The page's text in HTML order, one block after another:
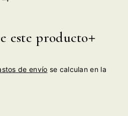
este producto
de envío se calculan en la